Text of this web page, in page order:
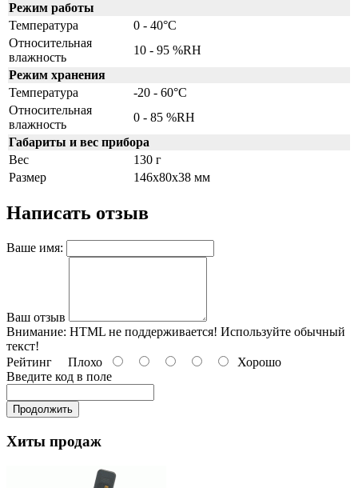
Режим работы
Температура
0 - 40°C
Относительная
влажность
10 - 95 %RH
Режим хранения
Температура
-20 - 60°C
Относительная
влажность
0 - 85 %RH
Габариты и вес прибора
Вес
130 г
Размер
146х80х38 мм
Написать отзыв
Ваше имя:
Ваш отзыв
Внимание: HTML не поддерживается! Используйте обычный
текст!
Рейтинг Плохо
Хорошо
Введите код в поле
Продолжить
Хиты продаж